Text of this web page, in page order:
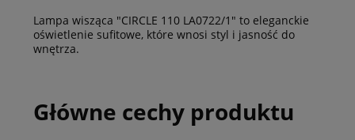
Lampa wisząca "CIRCLE 110 LA0722/1" to eleganckie
oświetlenie sufitowe, które wnosi styl i jasność do
wnętrza.
Główne cechy produktu